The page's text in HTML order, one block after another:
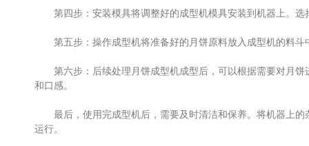
第四步：安装模具将调整好的成型机模具安装到机器上。选
第五步：操作成型机将准备好的月饼原料放入成型机的料斗
第六步：后续处理月饼成型机成型后，可以根据需要对月饼
和口感。
最后，使用完成型机后，需要及时清洁和保养。将机器上的
运行。